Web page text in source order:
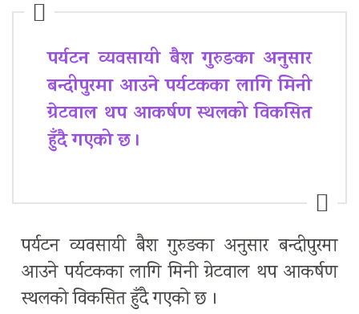
पर्यटन व्यवसायी बैश गुरुङका अनुसार
बन्दीपुरमा आउने पर्यटकका लागि मिनी
ग्रेटवाल थप आकर्षण स्थलको विकसित
हुँदै गएको छ ।
पर्यटन व्यवसायी बैश गुरुङका अनुसार बन्दीपुरमा
आउने पर्यटकका लागि मिनी ग्रेटवाल थप आकर्षण
स्थलको विकसित हुँदै गएको छ ।